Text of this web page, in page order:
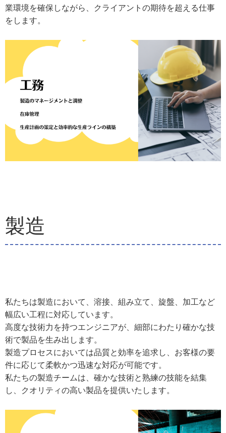
業環境を確保しながら、クライアントの期待を超える仕事
をします。
製造
私たちは製造において、溶接、組み立て、旋盤、加工など
幅広い工程に対応しています。
高度な技術力を持つエンジニアが、細部にわたり確かな技
術で製品を生み出します。
製造プロセスにおいては品質と効率を追求し、お客様の要
件に応じて柔軟かつ迅速な対応が可能です。
私たちの製造チームは、確かな技術と熟練の技能を結集
し、クオリティの高い製品を提供いたします。